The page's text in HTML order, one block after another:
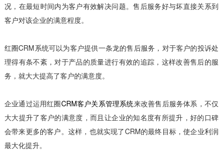
况，在最短时间内为客户有效解决问题。售后服务好与坏直接关系到
客户对该企业的满意程度。
红圈CRM系统可以为客户提供一条龙的售后服务，对于客户的投诉处
理得有条不紊，对于产品的质量进行有效的追踪，这样改善售后的服
务，就大大提高了客户的满意度。
企业通过运用红圈CRM客户关系管理系统来改善售后服务体系，不仅
大大提升了客户的满意度，而且让企业的知名度有所提升，好的口碑
会带来更多的客户。这样，也就实现了CRM的最终目标，使企业利润
最大化提升。